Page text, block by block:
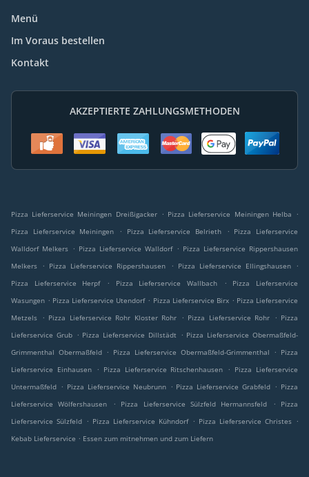
Menü
Im Voraus bestellen
Kontakt
AKZEPTIERTE ZAHLUNGSMETHODEN
Pizza Lieferservice Meiningen Dreißigacker . Pizza Lieferservice Meiningen Helba
.
Pizza Lieferservice Meiningen
. Pizza Lieferservice Belrieth . Pizza Lieferservice
Walldorf Melkers . Pizza Lieferservice Walldorf . Pizza Lieferservice Rippershausen
Melkers
. Pizza Lieferservice Rippershausen . Pizza Lieferservice Ellingshausen
.
Pizza Lieferservice Herpf
. Pizza Lieferservice Wallbach .
Pizza Lieferservice
Wasungen . Pizza Lieferservice Utendorf . Pizza Lieferservice Birx . Pizza Lieferservice
Metzels
. Pizza Lieferservice Rohr Kloster Rohr . Pizza Lieferservice Rohr . Pizza
Lieferservice Grub . Pizza Lieferservice Dillstädt . Pizza Lieferservice Obermaßfeld-
Grimmenthal Obermaßfeld . Pizza Lieferservice Obermaßfeld-Grimmenthal . Pizza
Lieferservice Einhausen
. Pizza Lieferservice Ritschenhausen . Pizza Lieferservice
Untermaßfeld . Pizza Lieferservice Neubrunn . Pizza Lieferservice Grabfeld . Pizza
Lieferservice Wölfershausen
. Pizza Lieferservice Sülzfeld Hermannsfeld .
Pizza
Lieferservice Sülzfeld . Pizza Lieferservice Kühndorf . Pizza Lieferservice Christes .
Kebab Lieferservice . Essen zum mitnehmen und zum Liefern